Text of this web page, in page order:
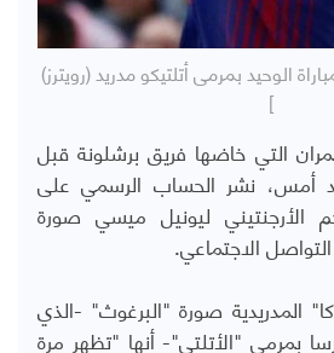
الوحيد بمرمى أتلتيكو مدريد (رويترز)
]
التي خاضها فريق برشلونة قبل
أمس، نشر الحساب الرسمي على
الأرجنتيني ليونيل ميسي صورة
الاجتماعي.
المدريدية صورة "البرغوث" -الذي
بمرمى "الأتلتي"- أنها "تظهر مرة